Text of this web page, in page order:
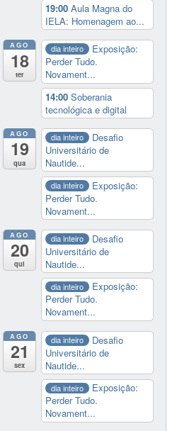
19:00Aula Magna do
IELA: Homenagem ao...
AGO
18
ter
dia inteiro
Exposição:
Perder Tudo.
Novament...
14:00Soberania
tecnológica e digital
AGO
19
qua
dia inteiro
Desafio
Universitário de
Nautide...
dia inteiro
Exposição:
Perder Tudo.
Novament...
AGO
20
qui
dia inteiro
Desafio
Universitário de
Nautide...
dia inteiro
Exposição:
Perder Tudo.
Novament...
AGO
21
sex
dia inteiro
Desafio
Universitário de
Nautide...
dia inteiro
Exposição:
Perder Tudo.
Novament...